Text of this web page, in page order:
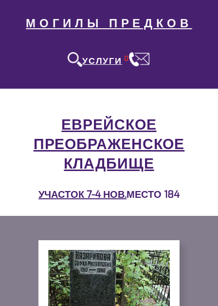
МОГИЛЫ ПРЕДКОВ
УСЛУГИ 0
ЕВРЕЙСКОЕ
ПРЕОБРАЖЕНСКОЕ
КЛАДБИЩЕ
УЧАСТОК 7-4 НОВ.МЕСТО 184